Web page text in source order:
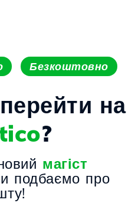
Безкоштовно
на
?
магіст
подбаємо про